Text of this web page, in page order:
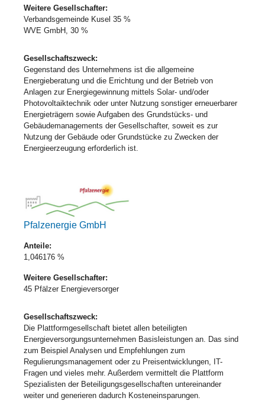
Weitere Gesellschafter:
Verbandsgemeinde Kusel 35 %
WVE GmbH, 30 %
Gesellschaftszweck:
Gegenstand des Unternehmens ist die allgemeine
Energieberatung und die Errichtung und der Betrieb von
Anlagen zur Energiegewinnung mittels Solar- und/oder
Photovoltaiktechnik oder unter Nutzung sonstiger erneuerbarer
Energieträgern sowie Aufgaben des Grundstücks- und
Gebäudemanagements der Gesellschafter, soweit es zur
Nutzung der Gebäude oder Grundstücke zu Zwecken der
Energieerzeugung erforderlich ist.
Pfalzenergie GmbH
Anteile:
1,046176 %
Weitere Gesellschafter:
45 Pfälzer Energieversorger
Gesellschaftszweck:
Die Plattformgesellschaft bietet allen beteiligten
Energieversorgungsunternehmen Basisleistungen an. Das sind
zum Beispiel Analysen und Empfehlungen zum
Regulierungsmanagement oder zu Preisentwicklungen, IT-
Fragen und vieles mehr. Außerdem vermittelt die Plattform
Spezialisten der Beteiligungsgesellschaften untereinander
weiter und generieren dadurch Kosteneinsparungen.